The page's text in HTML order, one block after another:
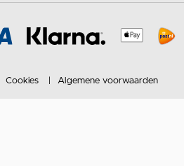
Cookies Algemene voorwaarden